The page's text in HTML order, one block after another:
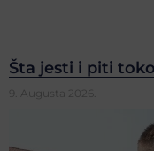
Šta jesti i piti
9. Augusta 2026.